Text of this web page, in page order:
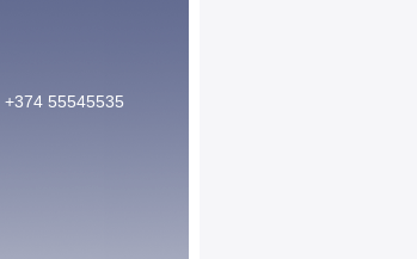
55545535